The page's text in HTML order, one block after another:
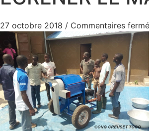
27 octobre 2018 / Commentaires